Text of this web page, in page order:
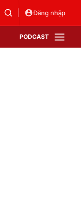
Đăng nhập
PODCAST